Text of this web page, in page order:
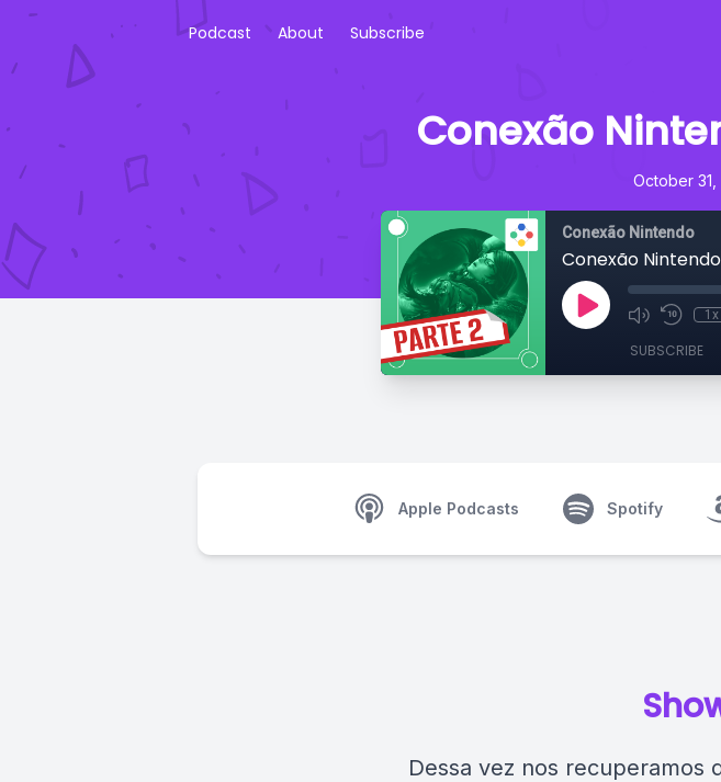
Podcast About Subscribe
Conexão
October 31,
Conexão Nintendo
Conexão
1x
SUBSCRIBE
Apple Podcasts Spotify
Dessa vez nos recuperamos